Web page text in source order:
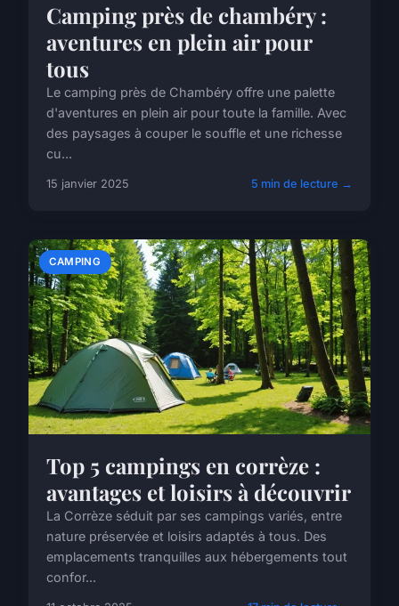
Camping près de chambéry :
aventures en plein air pour
tous
Le camping près de Chambéry offre une palette
d'aventures en plein air pour toute la famille. Avec
des paysages à couper le souffle et une richesse
cu...
15 janvier 2025 5 min de lecture →
CAMPING
Top 5 campings en corrèze :
avantages et loisirs à découvrir
La Corrèze séduit par ses campings variés, entre
nature préservée et loisirs adaptés à tous. Des
emplacements tranquilles aux hébergements tout
confor...